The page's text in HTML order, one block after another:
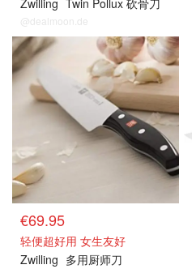
Zwilling Twin Pollux 砍骨刀
@dealmoon.de
€69.95
轻便超好用 女生友好
Zwilling 多用厨师刀